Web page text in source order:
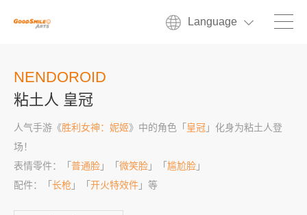
Language
NENDOROID
粘土人 皇冠
人气手游《胜利女神：妮姬》中的角色「 皇冠 」化身为粘土人登
场！
表情零件：「 普通脸 」「 微笑脸 」「 尴尬脸 」
配件：「 长枪 」「 开火特效件 」等